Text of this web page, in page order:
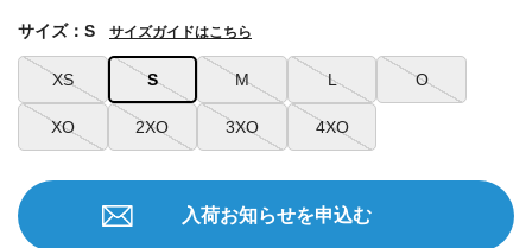
XS S M L O
XO 2XO 3XO 4XO
サイズ：S サイズガイドはこちら
入荷お知らせを申込む